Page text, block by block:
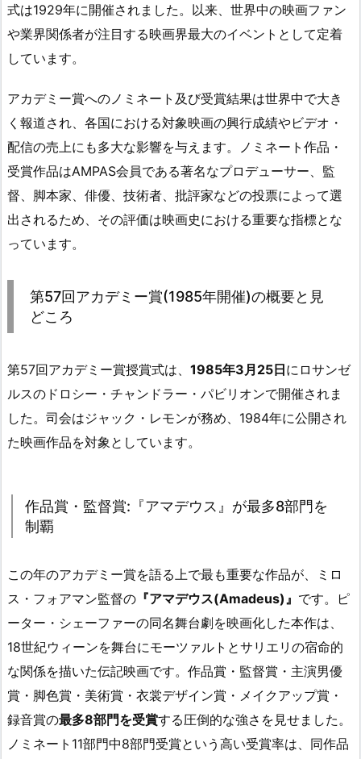
式は1929年に開催されました。以来、世界中の映画ファン
や業界関係者が注目する映画界最大のイベントとして定着
しています。
アカデミー賞へのノミネート及び受賞結果は世界中で大き
く報道され、各国における対象映画の興行成績やビデオ・
配信の売上にも多大な影響を与えます。ノミネート作品・
受賞作品はAMPAS会員である著名なプロデューサー、監
督、脚本家、俳優、技術者、批評家などの投票によって選
出されるため、その評価は映画史における重要な指標とな
っています。
第57回アカデミー賞(1985年開催)の概要と見
どころ
第57回アカデミー賞授賞式は、 1985年3月25日にロサンゼ
ルスのドロシー・チャンドラー・パビリオンで開催されま
した。司会はジャック・レモンが務め、1984年に公開され
た映画作品を対象としています。
作品賞・監督賞:『アマデウス』が最多8部門を
制覇
この年のアカデミー賞を語る上で最も重要な作品が、ミロ
ス・フォアマン監督の 『アマデウス(Amadeus)』 です。ピ
ーター・シェーファーの同名舞台劇を映画化した本作は、
18世紀ウィーンを舞台にモーツァルトとサリエリの宿命的
な関係を描いた伝記映画です。作品賞・監督賞・主演男優
賞・脚色賞・美術賞・衣裳デザイン賞・メイクアップ賞・
録音賞の最多8部門を受賞する圧倒的な強さを見せました。
ノミネート11部門中8部門受賞という高い受賞率は、同作品